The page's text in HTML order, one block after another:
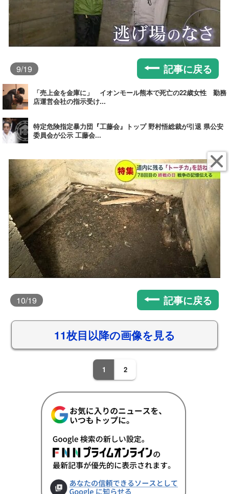
9/19 記事に戻る
「売上金を金庫に」 イオンモール熊本で死亡の22歳女性 勤務
店運営会社の指示受け...
特定危険指定暴力団『工藤会』トップ 野村悟総裁が引退 県公安
委員会が公示 工藤会...
10/19 記事に戻る
11枚目以降の画像を見る
1 2